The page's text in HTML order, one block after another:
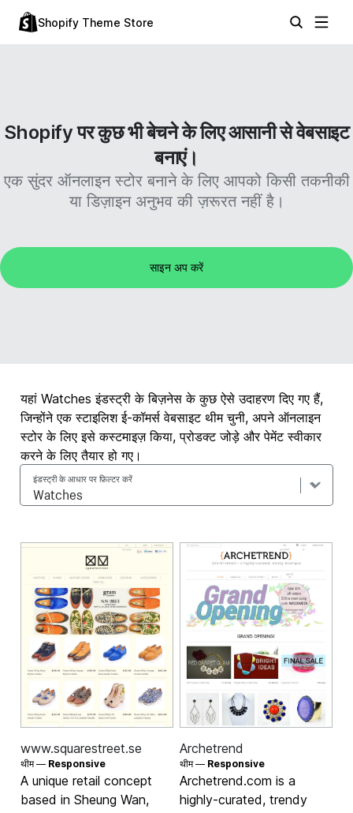
Shopify Theme Store
Shopify पर कुछ भी बेचने के लिए आसानी से वेबसाइट
बनाएं।
एक सुंदर ऑनलाइन स्टोर बनाने के लिए आपको किसी तकनीकी
या डिज़ाइन अनुभव की ज़रूरत नहीं है।
साइन अप करें
यहां Watches इंडस्ट्री के बिज़नेस के कुछ ऐसे उदाहरण दिए गए हैं,
जिन्होंने एक स्टाइलिश ई-कॉमर्स वेबसाइट थीम चुनी, अपने ऑनलाइन
स्टोर के लिए इसे कस्टमाइज़ किया, प्रोडक्ट जोड़े और पेमेंट स्वीकार
करने के लिए तैयार हो गए।
इंडस्ट्री के आधार पर फ़िल्टर करें
www.squarestreet.se
थीम — Responsive
A unique retail concept
based in Sheung Wan,
Archetrend
थीम — Responsive
Archetrend.com is a
highly-curated, trendy